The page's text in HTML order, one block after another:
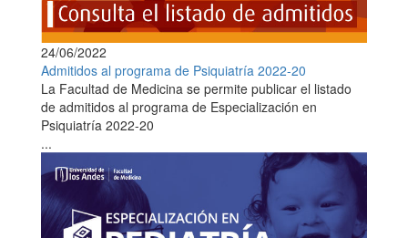
24/06/2022
Admitidos al programa de Psiquiatría 2022-20
La Facultad de Medicina se permite publicar el listado
de admitidos al programa de Especialización en
Psiquiatría 2022-20
...